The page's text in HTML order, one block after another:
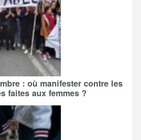
: où manifester contre les
faites aux femmes ?